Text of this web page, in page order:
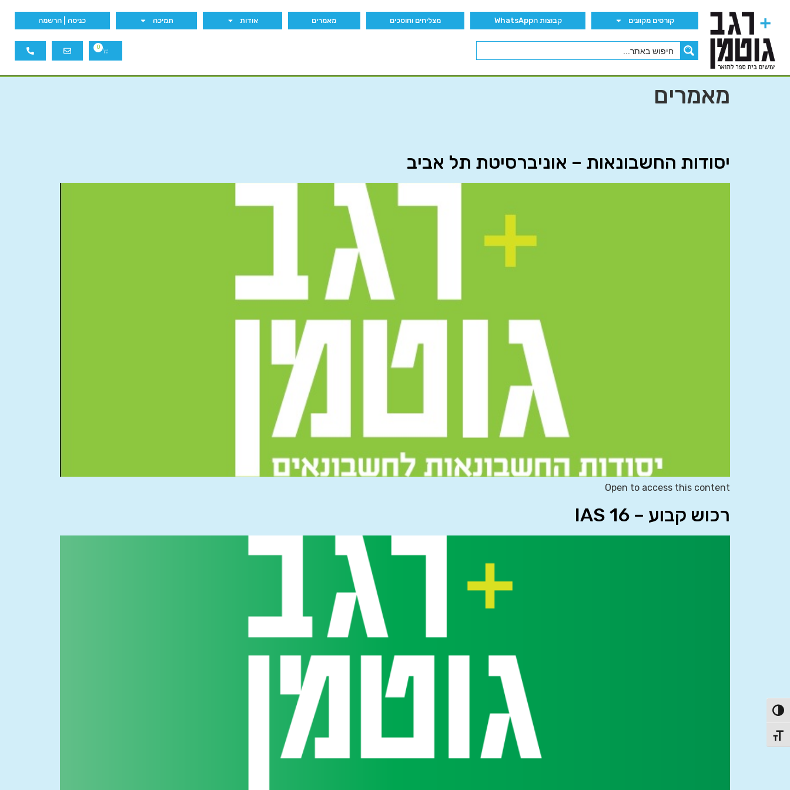
הפעל/כבה ניגודיות גבוהה
מתג גודל גופן
קורסים מקוונים קבוצות הWhatsApp מצליחים וחוסכים מאמרים אודות תמיכה כניסה | הרשמה
0
מאמרים
יסודות החשבונאות – אוניברסיטת תל אביב
Open to access this content
רכוש קבוע – IAS 16